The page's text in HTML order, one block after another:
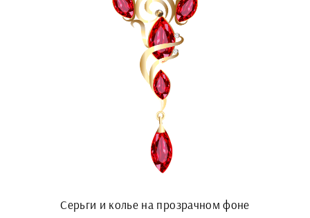
Серьги и колье на прозрачном фоне